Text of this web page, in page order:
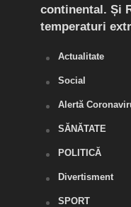
continental. Și
temperaturi
Actualitate
Social
Alertă
SĂNĂTATE
POLITICĂ
Divertisment
SPORT